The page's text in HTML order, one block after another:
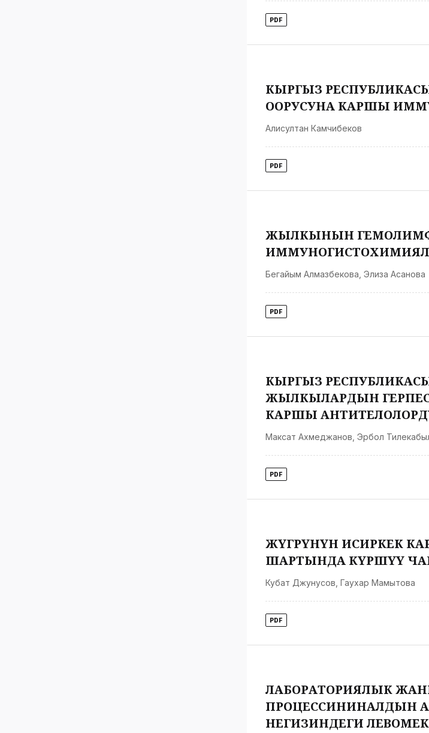
PDF
КЫРГЫЗ
ООРУСУНА КАРШЫ
Алисултан Камчибеков
PDF
ЖЫЛКЫНЫН
Бегайым Алмазбекова Элиза Асанова
PDF
КЫРГЫЗ
ЖЫЛКЫЛАРДЫН ГЕРПЕС
КАРШЫ
Максат Ахмеджанов Эрбол
PDF
ЖҮГӨРҮНҮН ИСИРКЕК
ШАРТЫНДА КҮРӨШҮҮ
Кубат Джунусов Гаухар Мамытова
PDF
ЛАБОРАТОРИЯЛЫК
ПРОЦЕССИНИНАЛДЫН
НЕГИЗИНДЕГИ